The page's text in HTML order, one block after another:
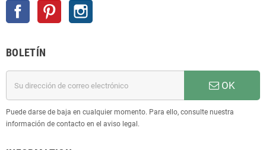
Facebook Pinterest
BOLETÍN
OK
Puede darse de baja en cualquier momento. Para ello, consulte nuestra
información de contacto en el aviso legal.